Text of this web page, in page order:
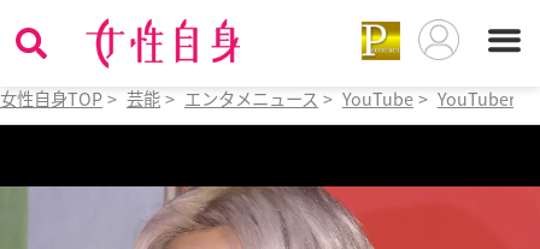
女性自身TOP > 芸能 > エンタメニュース > YouTube > YouTuber